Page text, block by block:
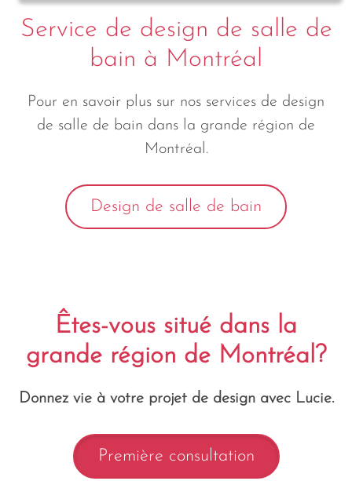
Service de design de salle de
bain à Montréal
Pour en savoir plus sur nos services de design
de salle de bain dans la grande région de
Montréal.
Design de salle de bain
Êtes-vous situé dans la
grande région de Montréal?
Donnez vie à votre projet de design avec Lucie.
Première consultation